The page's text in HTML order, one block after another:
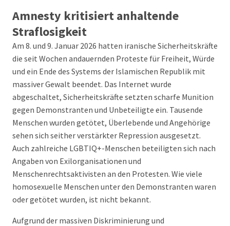
Amnesty kritisiert anhaltende
Straflosigkeit
Am 8. und 9. Januar 2026 hatten iranische Sicherheitskräfte
die seit Wochen andauernden Proteste für Freiheit, Würde
und ein Ende des Systems der Islamischen Republik mit
massiver Gewalt beendet. Das Internet wurde
abgeschaltet, Sicherheitskräfte setzten scharfe Munition
gegen Demonstranten und Unbeteiligte ein. Tausende
Menschen wurden getötet, Überlebende und Angehörige
sehen sich seither verstärkter Repression ausgesetzt.
Auch zahlreiche LGBTIQ+-Menschen beteiligten sich nach
Angaben von Exilorganisationen und
Menschenrechtsaktivisten an den Protesten. Wie viele
homosexuelle Menschen unter den Demonstranten waren
oder getötet wurden, ist nicht bekannt.
Aufgrund der massiven Diskriminierung und